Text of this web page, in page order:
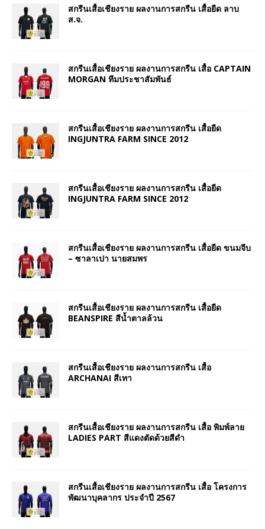
สกรีนเสื้อเชียงราย ผลงานการสกรีน เสื้อยืด ลาบ
ส.จ.
สกรีนเสื้อเชียงราย ผลงานการสกรีน เสื้อ CAPTAIN
MORGAN ทีมประชาสัมพันธ์
สกรีนเสื้อเชียงราย ผลงานการสกรีน เสื้อยืด
INGJUNTRA FARM SINCE 2012
สกรีนเสื้อเชียงราย ผลงานการสกรีน เสื้อยืด
INGJUNTRA FARM SINCE 2012
สกรีนเสื้อเชียงราย ผลงานการสกรีน เสื้อยืด ขนมจีบ
– ซาลาเปา นายสมพร
สกรีนเสื้อเชียงราย ผลงานการสกรีน เสื้อยืด
BEANSPIRE สีน้ำตาลล้วน
สกรีนเสื้อเชียงราย ผลงานการสกรีน เสื้อ
ARCHANAI สีเทา
สกรีนเสื้อเชียงราย ผลงานการสกรีน เสื้อ พิมพ์ลาย
LADIES PART สีแดงตัดด้วยสีดำ
สกรีนเสื้อเชียงราย ผลงานการสกรีน เสื้อ โครงการ
พัฒนาบุคลากร ประจำปี 2567